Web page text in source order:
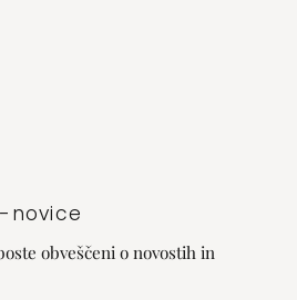
novice
obveščeni o novostih in